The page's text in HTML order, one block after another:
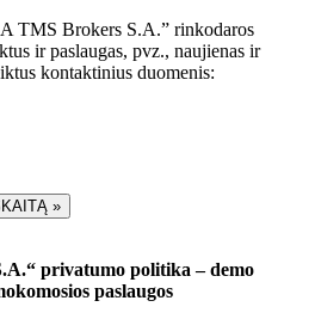
TMS Brokers S.A.” rinkodaros
ir paslaugas, pvz., naujienas ir
kontaktinius duomenis:
»
privatumo politika – demo
paslaugos